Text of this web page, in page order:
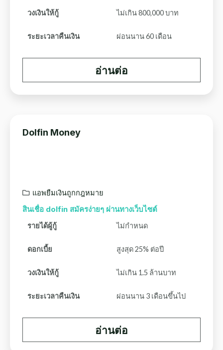
วงเงินให้กู้ ไม่เกิน 800,000 บาท
ระยะเวลาคืนเงิน ผ่อนนาน 60 เดือน
อ่านต่อ
Dolfin Money
แอพยืมเงินถูกกฎหมาย
สินเชื่อ dolfin สมัครง่ายๆ ผ่านทางเว็บไซต์
รายได้ผู้กู้ ไม่กำหนด
ดอกเบี้ย สูงสุด 25% ต่อปี
วงเงินให้กู้ ไม่เกิน 1.5 ล้านบาท
ระยะเวลาคืนเงิน ผ่อนนาน 3 เดือนขึ้นไป
อ่านต่อ